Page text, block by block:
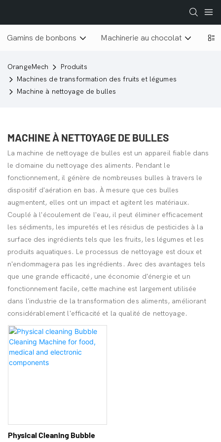
Gamins de bonbons Machinerie au chocolat
OrangeMech
Produits
Machines de transformation des fruits et légumes
Machine à nettoyage de bulles
MACHINE À NETTOYAGE DE BULLES
La machine de nettoyage de bulles est un appareil fiable dans
le domaine du nettoyage des aliments. Pendant le
fonctionnement, il génère de nombreuses bulles à travers le
dispositif d'aération en bas. À mesure que ces bulles
augmentent, elles ont un impact et agitent les matériaux.
Couplé à l'écoulement de l'eau, il peut éliminer efficacement
les sédiments, les impuretés et les résidus de pesticides à la
surface des ingrédients tels que les fruits, les légumes et les
produits aquatiques. Le processus de nettoyage est doux et
n'endommagera pas les ingrédients. Avec des avantages tels
que une grande efficacité, une économie d'énergie et un
fonctionnement facile, cette machine est largement utilisée
dans l'industrie de la transformation des aliments, améliorant
considérablement l'efficacité et la qualité de nettoyage.
Physical Cleaning Bubble